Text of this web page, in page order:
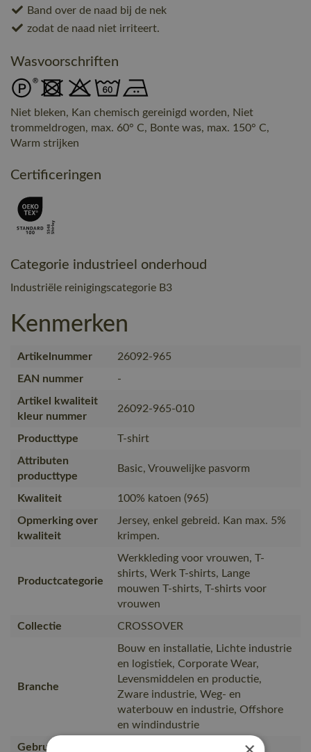
Band over de naad bij de nek
zodat de naad niet irriteert.
Wasvoorschriften
Niet bleken, Kan chemisch gereinigd worden, Niet
trommeldrogen, max. 60° C, Bonte was, max. 150° C,
Warm strijken
Certificeringen
Categorie industrieel onderhoud
Industriële reinigingscategorie B3
Kenmerken
Artikelnummer
26092-965
EAN nummer
-
Artikel kwaliteit
kleur nummer
26092-965-010
Producttype
T-shirt
Attributen
producttype
Basic, Vrouwelijke pasvorm
Kwaliteit
100% katoen (965)
Opmerking over
kwaliteit
Jersey, enkel gebreid. Kan max. 5%
krimpen.
Productcategorie
Werkkleding voor vrouwen, T-
shirts, Werk T-shirts, Lange
mouwen T-shirts, T-shirts voor
vrouwen
Collectie
CROSSOVER
Branche
Bouw en installatie, Lichte industrie
en logistiek, Corporate Wear,
Levensmiddelen en productie,
Zware industrie, Weg- en
waterbouw en industrie, Offshore
en windindustrie
Gebruiker